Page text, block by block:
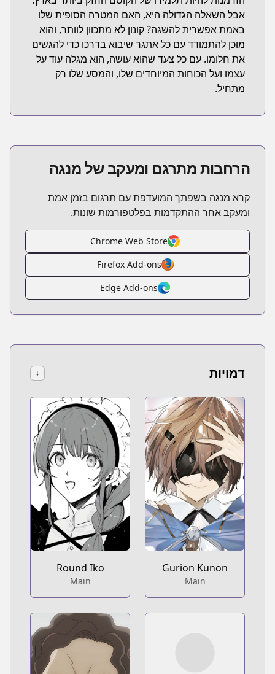
אבל השאלה הגדולה היא, האם המטרה הסופית שלו
באמת אפשרית להשגה? קונון לא מתכוון לוותר, והוא
מוכן להתמודד עם כל אתגר שיבוא בדרכו כדי להגשים
את חלומו. עם כל צעד שהוא עושה, הוא מגלה עוד על
עצמו ועל הכוחות המיוחדים שלו, והמסע שלו רק
מתחיל.
הרחבות מתרגם ומעקב של מנגה
קרא מנגה בשפתך המועדפת עם תרגום בזמן אמת
ומעקב אחר ההתקדמות בפלטפורמות שונות.
Chrome Web Store
Firefox Add-ons
Edge Add-ons
דמויות ↓
Gurion Kunon
Main
Round Iko
Main